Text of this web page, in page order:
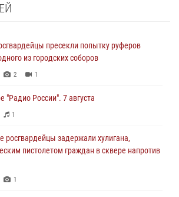
пресекли попытку руферов
из городских соборов
2 1
"Радио России". 7 августа
1
росгвардейцы задержали хулигана,
пистолетом граждан в сквере напротив
1